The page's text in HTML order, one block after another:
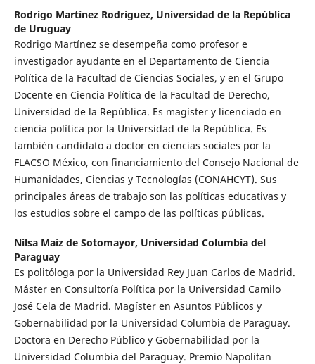
Rodrigo Martínez Rodríguez, Universidad de la República
de Uruguay
Rodrigo Martínez se desempeña como profesor e
investigador ayudante en el Departamento de Ciencia
Política de la Facultad de Ciencias Sociales, y en el Grupo
Docente en Ciencia Política de la Facultad de Derecho,
Universidad de la República. Es magíster y licenciado en
ciencia política por la Universidad de la República. Es
también candidato a doctor en ciencias sociales por la
FLACSO México, con financiamiento del Consejo Nacional de
Humanidades, Ciencias y Tecnologías (CONAHCYT). Sus
principales áreas de trabajo son las políticas educativas y
los estudios sobre el campo de las políticas públicas.
Nilsa Maíz de Sotomayor, Universidad Columbia del
Paraguay
Es politóloga por la Universidad Rey Juan Carlos de Madrid.
Máster en Consultoría Política por la Universidad Camilo
José Cela de Madrid. Magíster en Asuntos Públicos y
Gobernabilidad por la Universidad Columbia de Paraguay.
Doctora en Derecho Público y Gobernabilidad por la
Universidad Columbia del Paraguay. Premio Napolitan